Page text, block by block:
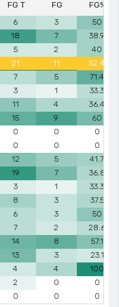
FG T FG
FG%
6 3
50
18 7
38.9
5 2
40
21 11
52.4
7 5
71.4
3 1
33.3
11 4
36.4
15 9
60
0 0
0
0 0
0
12 5
41.7
19 7
36.8
3 1
33.3
8 3
37.5
6 3
50
7 2
28.6
14 8
57.1
13 3
23.1
4 4
100
2 0
0
0 0 0